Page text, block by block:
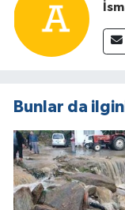
Bunlar da